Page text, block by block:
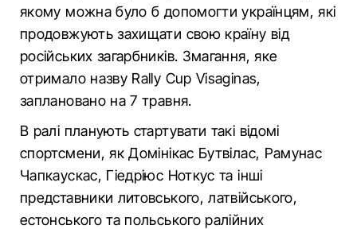
якому можна було б допомогти українцям, які
продовжують захищати свою країну від
російських загарбників. Змагання, яке
отримало назву Rally Cup Visaginas,
заплановано на 7 травня.
В ралі планують стартувати такі відомі
спортсмени, як Домінікас Бутвілас, Рамунас
Чапкаускас, Гіедріюс Ноткус та інші
представники литовського, латвійського,
естонського та польського ралійних